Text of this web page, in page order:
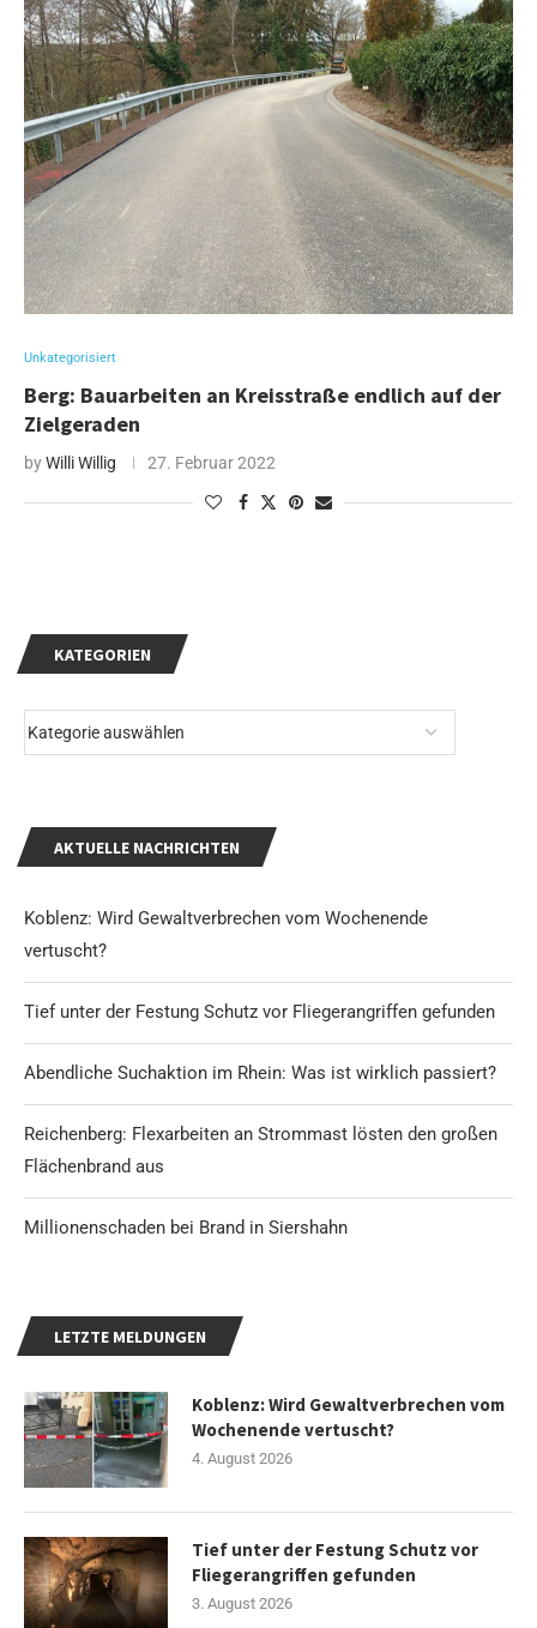
Unkategorisiert
Berg: Bauarbeiten an Kreisstraße endlich auf der
Zielgeraden
byWilli Willig 27. Februar 2022
KATEGORIEN
AKTUELLE NACHRICHTEN
Koblenz: Wird Gewaltverbrechen vom Wochenende
vertuscht?
Tief unter der Festung Schutz vor Fliegerangriffen gefunden
Abendliche Suchaktion im Rhein: Was ist wirklich passiert?
Reichenberg: Flexarbeiten an Strommast lösten den großen
Flächenbrand aus
Millionenschaden bei Brand in Siershahn
LETZTE MELDUNGEN
Koblenz: Wird Gewaltverbrechen vom
Wochenende vertuscht?
4. August 2026
Tief unter der Festung Schutz vor
Fliegerangriffen gefunden
3. August 2026